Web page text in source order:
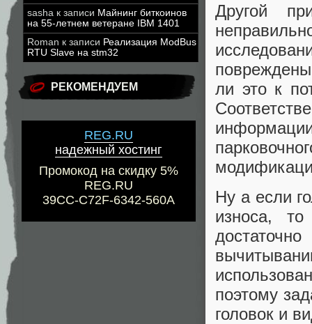
sasha к записи Майнинг биткоинов
на 55-летнем ветеране IBM 1401
Roman к записи Реализация ModBus
RTU Slave на stm32
РЕКОМЕНДУЕМ
REG.RU
надежный хостинг
Промокод на скидку 5%
REG.RU
39CC-C72F-6342-560A
Другой
ли это к
Ну а если
износа,
поэтому
головок и